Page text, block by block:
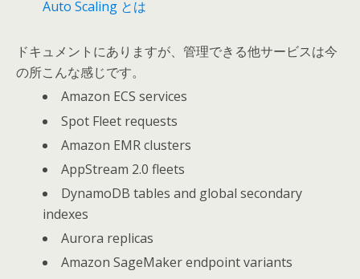
Auto Scaling とは
ドキュメントにありますが、管理できる他サービスは今
の所こんな感じです。
Amazon ECS services
Spot Fleet requests
Amazon EMR clusters
AppStream 2.0 fleets
DynamoDB tables and global secondary
indexes
Aurora replicas
Amazon SageMaker endpoint variants